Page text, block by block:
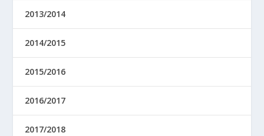
2013/2014
2014/2015
2015/2016
2016/2017
2017/2018